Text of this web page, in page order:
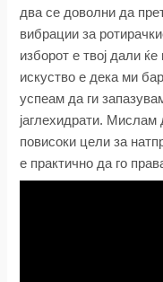
два се доволни да
вибрации за
изборот е твој дали
искуство е дека ми
успеам да ги
јаглехидрати. Мислам
повисоки цели за
е практично да го